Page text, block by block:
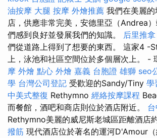
油按摩 大腿 按摩 外燴推薦 我們在美麗
店，供應非常完美，安德里亞（Andrea
們感到良好並發展我們的知識。 后里推拿
們從道路上得到了想要的東西。 這家4 -
上，泳池和社區空間位於多個層次上。 -
摩 外燴 點心 外燴 嘉義 台胞證 雄獅 seo
學 台灣公司登記 受歡迎的Sandy/Tiny 學
中美式整復 Rethymno 經絡按摩課程
而餐館，酒吧和商店則位於酒店附近。
Rethymno美麗的威尼斯老城區距離酒店
撥筋 現代酒店位於著名的運河D'Amour